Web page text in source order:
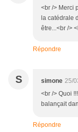
<br /> Merci
la catédrale
être...<br />
Répondre
S simone 25/
<br /> Quoi
balançait
Répondre